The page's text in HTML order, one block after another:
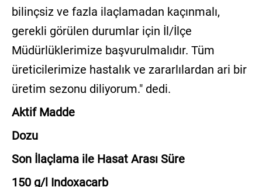
bilinçsiz ve fazla ilaçlamadan kaçınmalı,
gerekli görülen durumlar için İl/İlçe
Müdürlüklerimize başvurulmalıdır. Tüm
üreticilerimize hastalık ve zararlılardan ari bir
üretim sezonu diliyorum." dedi.
Aktif Madde
Dozu
Son İlaçlama ile Hasat Arası Süre
150 g/l Indoxacarb